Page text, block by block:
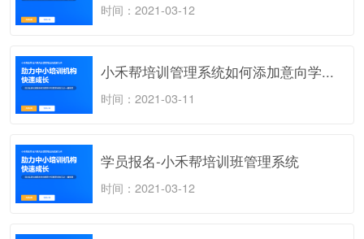
时间：2021-03-12
小禾帮培训管理系统如何添加意向学...
时间：2021-03-11
学员报名-小禾帮培训班管理系统
时间：2021-03-12